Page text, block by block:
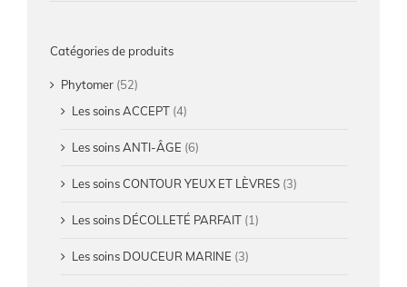
Catégories de produits
Phytomer (52)
Les soins ACCEPT (4)
Les soins ANTI-ÂGE (6)
Les soins CONTOUR YEUX ET LÈVRES (3)
Les soins DÉCOLLETÉ PARFAIT (1)
Les soins DOUCEUR MARINE (3)